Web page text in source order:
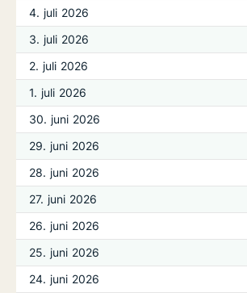
4. juli 2026
3. juli 2026
2. juli 2026
1. juli 2026
30. juni 2026
29. juni 2026
28. juni 2026
27. juni 2026
26. juni 2026
25. juni 2026
24. juni 2026